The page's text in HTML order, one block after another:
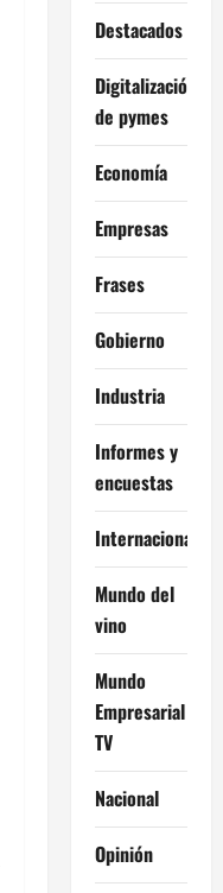
Destacados
Digitalización
de pymes
Economía
Empresas
Frases
Gobierno
Industria
Informes y
encuestas
Internacional
Mundo del
vino
Mundo
Empresarial
TV
Nacional
Opinión